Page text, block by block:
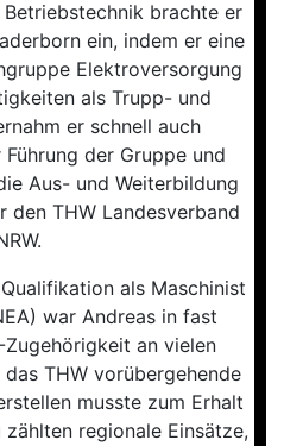
brachte er
ein, indem er eine
Elektroversorgung
als Trupp- und
er schnell auch
der Gruppe und
Aus- und Weiterbildung
den THW Landesverband
als Maschinist
war Andreas in fast
an vielen
THW vorübergehende
musste zum Erhalt
regionale Einsätze,